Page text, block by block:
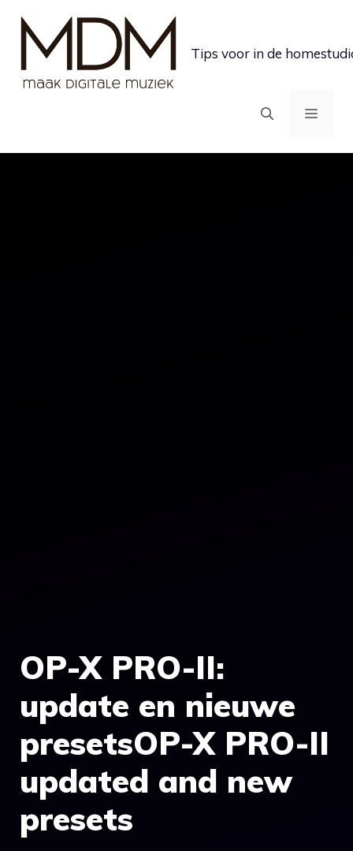
inhoud
Tips voor in de
MENU
OP-X PRO-II:
update en nieuwe
presetsOP-X PRO-II
updated and new
presets